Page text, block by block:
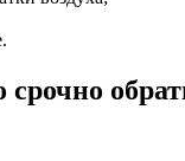
срочно